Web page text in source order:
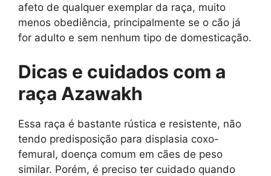
afeto de qualquer exemplar da raça, muito
menos obediência, principalmente se o cão já
for adulto e sem nenhum tipo de domesticação.
Dicas e cuidados com a
raça Azawakh
Essa raça é bastante rústica e resistente, não
tendo predisposição para displasia coxo-
femural, doença comum em cães de peso
similar. Porém, é preciso ter cuidado quando